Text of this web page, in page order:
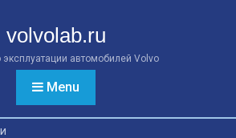
volvolab.ru
эксплуатации автомобилей Volvo
Menu